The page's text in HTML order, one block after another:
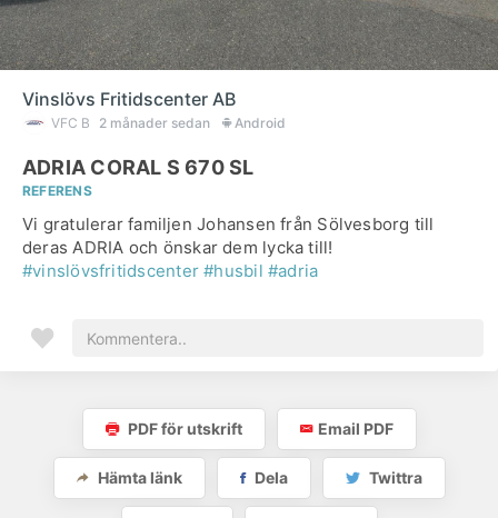
Vinslövs Fritidscenter AB
VFC B 2 månader sedan Android
ADRIA CORAL S 670 SL
REFERENS
Vi gratulerar familjen Johansen från Sölvesborg till
deras ADRIA och önskar dem lycka till!
#vinslövsfritidscenter #husbil #adria
PDF för utskrift Email PDF
Hämta länk Dela Twittra